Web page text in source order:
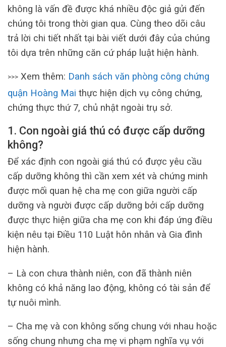
không là vấn đề được khá nhiều độc giả gửi đến
chúng tôi trong thời gian qua. Cùng theo dõi câu
trả lời chi tiết nhất tại bài viết dưới đây của chúng
tôi dựa trên những căn cứ pháp luật hiện hành.
>>> Xem thêm: Danh sách văn phòng công chứng
quận Hoàng Mai thực hiện dịch vụ công chứng,
chứng thực thứ 7, chủ nhật ngoài trụ sở.
1. Con ngoài giá thú có được cấp dưỡng
không?
Để xác định con ngoài giá thú có được yêu cầu
cấp dưỡng không thì cần xem xét và chứng minh
được mối quan hệ cha mẹ con giữa người cấp
dưỡng và người được cấp dưỡng bởi cấp dưỡng
được thực hiện giữa cha mẹ con khi đáp ứng điều
kiện nêu tại Điều 110 Luật hôn nhân và Gia đình
hiện hành.
– Là con chưa thành niên, con đã thành niên
không có khả năng lao động, không có tài sản để
tự nuôi mình.
– Cha mẹ và con không sống chung với nhau hoặc
sống chung nhưng cha mẹ vi phạm nghĩa vụ với